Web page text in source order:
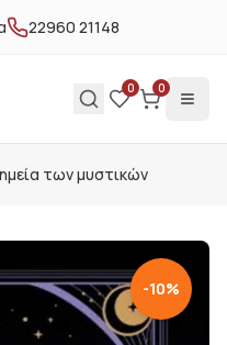
22960 21148
0 0
των μυστικών
-10%